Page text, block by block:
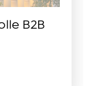
B2B